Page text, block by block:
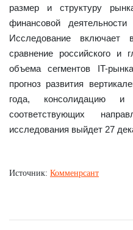
размер и структуру
финансовой
Исследование включает
сравнение российского и
объема сегментов IT-
прогноз развития
года, консолидацию и
соответствующих
исследования выйдет 27
Источник: Комменрсант